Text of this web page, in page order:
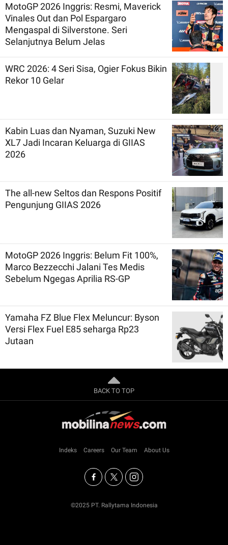
MotoGP 2026 Inggris: Resmi, Maverick
Vinales Out dan Pol Espargaro
Mengaspal di Silverstone. Seri
Selanjutnya Belum Jelas
WRC 2026: 4 Seri Sisa, Ogier Fokus Bikin
Rekor 10 Gelar
Kabin Luas dan Nyaman, Suzuki New
XL7 Jadi Incaran Keluarga di GIIAS
2026
The all-new Seltos dan Respons Positif
Pengunjung GIIAS 2026
MotoGP 2026 Inggris: Belum Fit 100%,
Marco Bezzecchi Jalani Tes Medis
Sebelum Ngegas Aprilia RS-GP
Yamaha FZ Blue Flex Meluncur: Byson
Versi Flex Fuel E85 seharga Rp23
Jutaan
BACK TO TOP
Indeks Careers Our Team About Us
©2025 PT. Rallytama Indonesia